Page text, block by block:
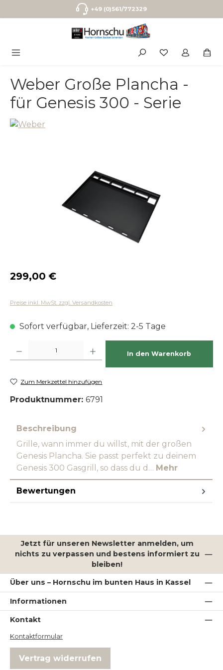
Zum Hauptinhalt springen+49 (0)561/772329
Weber Große Plancha -
für Genesis 300 - Serie
Regulärer Preis:
299,00 €
Preise inkl. MwSt. zzgl. Versandkosten
Sofort verfügbar, Lieferzeit: 2-5 Tage
In den Warenkorb
Zum Merkzettel hinzufügen
Produktnummer: 6791
Beschreibung
Grille, wann immer du willst, mit der großen
Genesis Plancha. Sie passt perfekt zu deinem
Genesis 300 Gasgrill, so dass du d… Mehr
Bewertungen
Jetzt für unseren Newsletter anmelden, um
nichts zu verpassen und bestens informiert zu
bleiben!
Über uns – Hornschu im bunten Haus in Kassel
Informationen
Kontakt
Kontaktformular
Vertrag widerrufen